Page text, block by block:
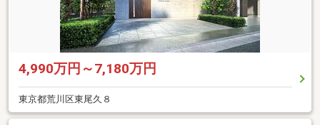
4,990万円～7,180万円
東京都荒川区東尾久８